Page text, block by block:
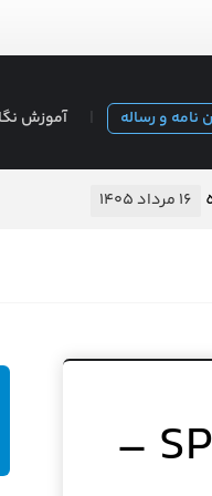
نامه و رساله آموزش
۱۶ مرداد ۱۴۰۵
انجام پایان نامه مدیریت با SPSS –